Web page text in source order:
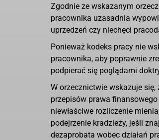
Zgodnie ze wskazanym
pracownika uzasadnia
uprzedzeń czy niechęci
Ponieważ kodeks pracy nie
pracownika, aby poprawnie
podpierać się poglądami
W orzecznictwie wskazuje
przepisów prawa
niewłaściwe rozliczenie
podejrzenie kradzieży, jeśli
dezaprobata wobec działań